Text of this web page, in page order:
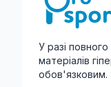
У разі
матеріалів
обов'язковим.